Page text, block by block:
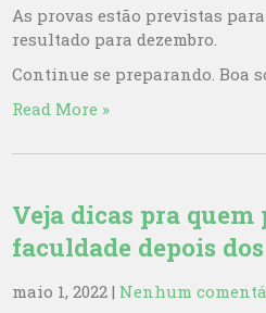
As provas estão previstas para
resultado para dezembro.
Continue se preparando. Boa
Read More »
Veja dicas pra quem
faculdade depois
maio 1, 2022 | Nenhum